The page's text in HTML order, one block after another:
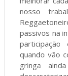
nosso
passivos na
quando vão
gringa